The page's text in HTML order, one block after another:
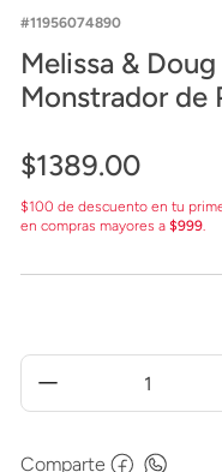
11956074890
Melissa &
$1389.00
$100 de descuento en tu
en compras mayores a $999.
Comparte